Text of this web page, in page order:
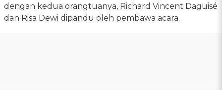
dengan kedua orangtuanya, Richard Vincent Daguisé
dan Risa Dewi dipandu oleh pembawa acara.